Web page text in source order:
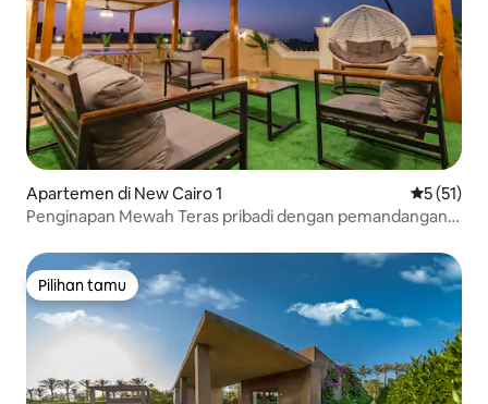
Apartemen di New Cairo 1 Nilai rata-
5 (51)
Penginapan Mewah Teras pribadi dengan pemandangan
Pilihan tamu
Pilihan tamu